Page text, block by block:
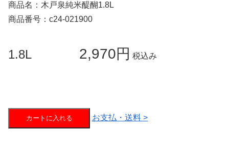
商品名：木戸泉純米醍醐1.8L
商品番号：c24-021900
1.8L 2,970円 税込み
カートに入れる お支払・送料 >